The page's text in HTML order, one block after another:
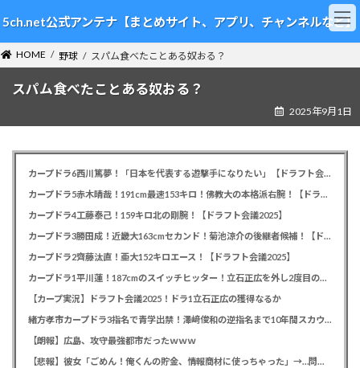
ン
テ
ン
ツ
ビ
ゲ
ー
シ
5ch.net公式アンテナ【まとめサイト、アプリ、チャンネルなど】
HOME 野球 スパム食べたことある奴おる？
スパム食べたことある奴おる？
2025年9月1日
カープドラ6西川篤夢！「日本を代表する遊撃手になりたい」【ドラフト会議2025】
カープドラ5赤木晴哉！191cm最速153キロ！佛教大の本格派右腕！【ドラフト会議2025】
カープドラ4工藤泰己！159キロ北の剛腕！【ドラフト会議2025】
カープドラ3勝田成！近畿大163cmセカンド！菊池涼介の後継者候補！【ドラフト会議2025】
カープドラ2齊藤汰直！亜大152キロエース！【ドラフト会議2025】
カープドラ1平川蓮！187cmのスイッチヒッター！立石正広を外し2度目の重複も新井監督がクジを引き当てる！【ドラフト会議2025】
【カープ実況】ドラフト会議2025！ドラ1立石正広の獲得なるか
緒方孝市カープドラ3指名で青学出禁！澤﨑俊和の逆指名まで10年間スカウト出禁
【朗報】広島、攻守最強都市だったｗｗｗ
【悲報】彼女「ごめん！俺くんの貯金、情報商材に使っちゃった」→…問い詰めたらギャン泣きされたんだが俺が悪いのか？